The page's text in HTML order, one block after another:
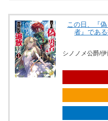
この日、『
者』であ
シノノメ公爵/